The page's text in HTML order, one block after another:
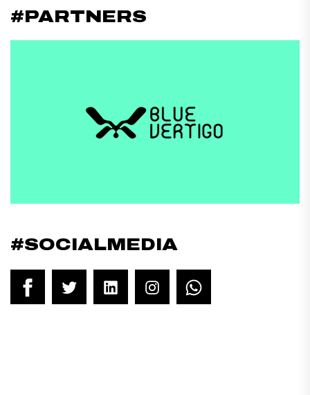
#PARTNERS
#SOCIALMEDIA
FacebookTwitter LinkedInInstagram